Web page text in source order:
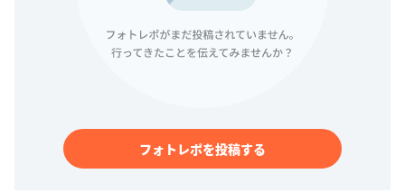
フォトレポを投稿する